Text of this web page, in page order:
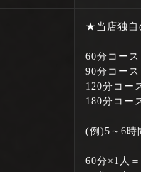
★当店独自
60分コー
90分コー
120分コー
180分コー
(例)5～6時
60分×1人